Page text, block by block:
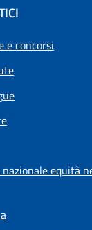
e concorsi
equità